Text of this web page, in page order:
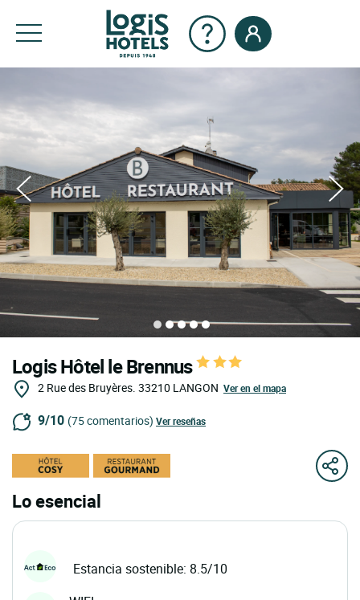
Logis Hôtel le Brennus
2 Rue des Bruyères. 33210 LANGON Ver en el mapa
9/10 (75 comentarios) Ver reseñas
Lo esencial
Estancia sostenible: 8.5/10